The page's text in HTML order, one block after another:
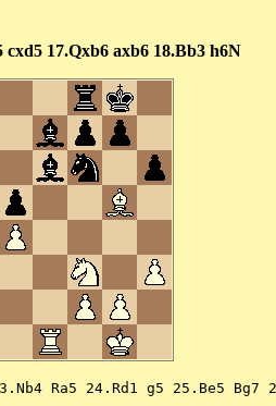
cxd5 17.Qxb6 axb6 18.Bb3 h6N
Ra5 24.Rd1 g5 25.Be5